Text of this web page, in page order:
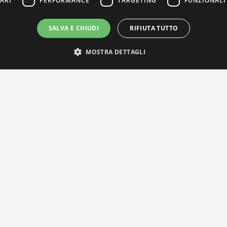
SALVA E CHIUDI RIFIUTA TUTTO
MOSTRA DETTAGLI